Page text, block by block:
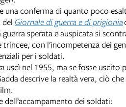
una conferma di quanto poco
del Giornale di guerra e di prigionia
guerra sperata e auspicata si
con l’incompetenza dei
per i soldati.
uscì nel 1955, ma se fosse uscito
descrive la realtà vera, ciò
dell’accampamento dei soldati: